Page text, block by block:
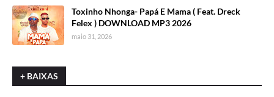
Toxinho Nhonga- Papá E Mama ( Feat. Dreck
Felex ) DOWNLOAD MP3 2026
maio 31, 2026
+ BAIXAS